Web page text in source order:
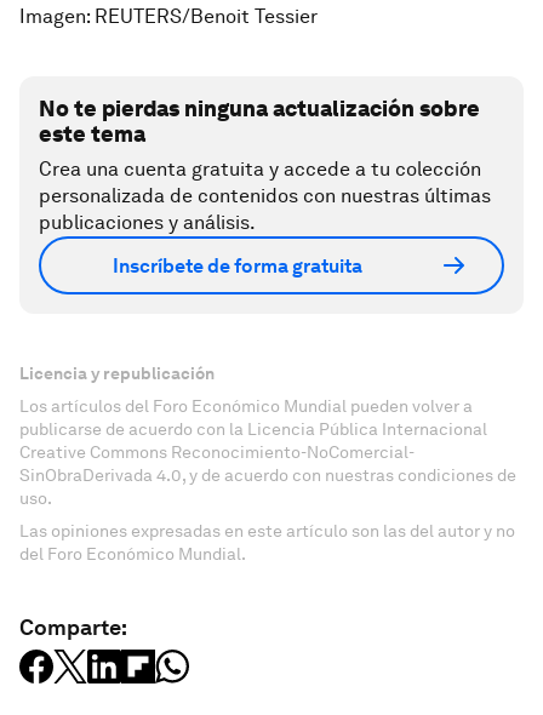
Imagen: REUTERS/Benoit Tessier
No te pierdas ninguna actualización sobre
este tema
Crea una cuenta gratuita y accede a tu colección
personalizada de contenidos con nuestras últimas
publicaciones y análisis.
Inscríbete de forma gratuita
Licencia y republicación
Los artículos del Foro Económico Mundial pueden volver a
publicarse de acuerdo con la Licencia Pública Internacional
Creative Commons Reconocimiento-NoComercial-
SinObraDerivada 4.0, y de acuerdo con nuestras condiciones de
uso.
Las opiniones expresadas en este artículo son las del autor y no
del Foro Económico Mundial.
Comparte: